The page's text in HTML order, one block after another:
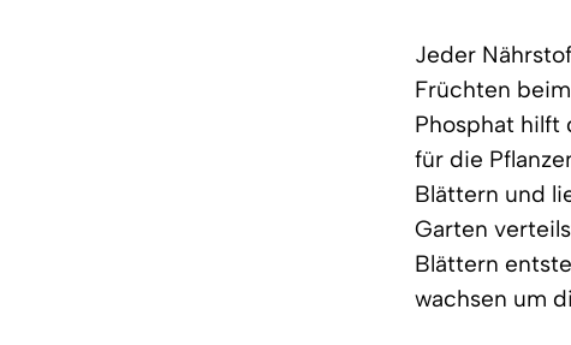
Jeder
Früchten
Phosphat hilft
für die
Blättern und
Garten
Blättern
wachsen um